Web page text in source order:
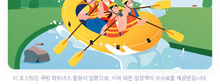
이 포스팅은 쿠팡 파트너스 활동의 일환으로, 이에 따른 일정액의 수수료를 제공받습니다.